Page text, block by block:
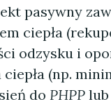
pasywny
ciepła
odzysku i
(np.
do PHPP